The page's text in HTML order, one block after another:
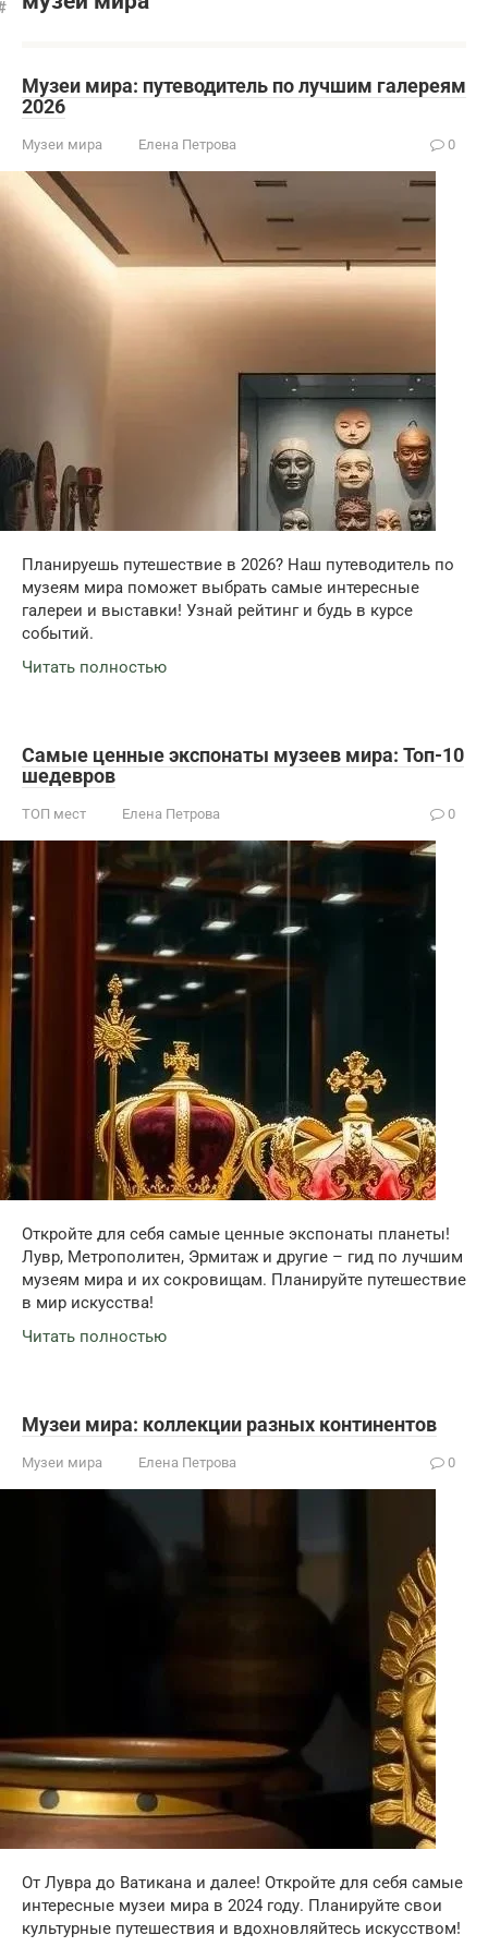
Музеи мира: путеводитель по лучшим галереям
2026
Музеи мира Елена Петрова 0
Планируешь путешествие в 2026? Наш путеводитель по
музеям мира поможет выбрать самые интересные
галереи и выставки! Узнай рейтинг и будь в курсе
событий.
Читать полностью
Самые ценные экспонаты музеев мира: Топ-10
шедевров
ТОП мест Елена Петрова 0
Откройте для себя самые ценные экспонаты планеты!
Лувр, Метрополитен, Эрмитаж и другие – гид по лучшим
музеям мира и их сокровищам. Планируйте путешествие
в мир искусства!
Читать полностью
Музеи мира: коллекции разных континентов
Музеи мира Елена Петрова 0
От Лувра до Ватикана и далее! Откройте для себя самые
интересные музеи мира в 2024 году. Планируйте свои
культурные путешествия и вдохновляйтесь искусством!